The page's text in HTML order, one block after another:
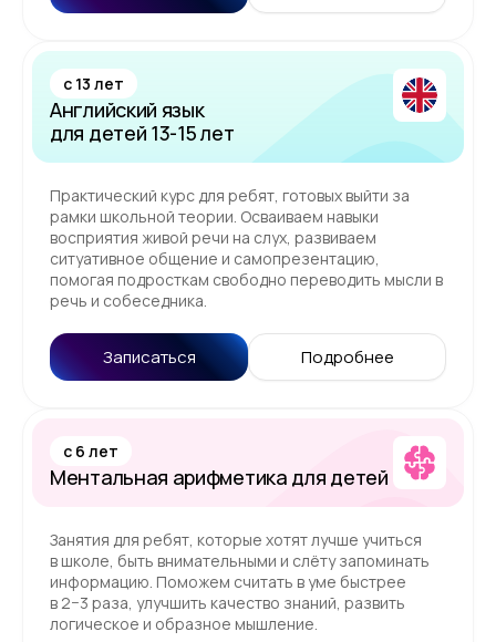
c 13 лет
Английский язык
для детей 13-15 лет
Практический курс для ребят, готовых выйти за
рамки школьной теории. Осваиваем навыки
восприятия живой речи на слух, развиваем
ситуативное общение и самопрезентацию,
помогая подросткам свободно переводить мысли в
речь и собеседника.
Записаться Подробнее
c 6 лет
Ментальная арифметика для детей
Занятия для ребят, которые хотят лучше учиться
в школе, быть внимательными и слёту запоминать
информацию. Поможем считать в уме быстрее
в 2−3 раза, улучшить качество знаний, развить
логическое и образное мышление.